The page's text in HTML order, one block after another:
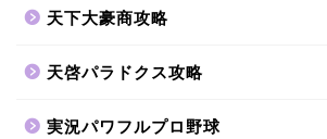
天下大豪商攻略
天啓パラドクス攻略
実況パワフルプロ野球